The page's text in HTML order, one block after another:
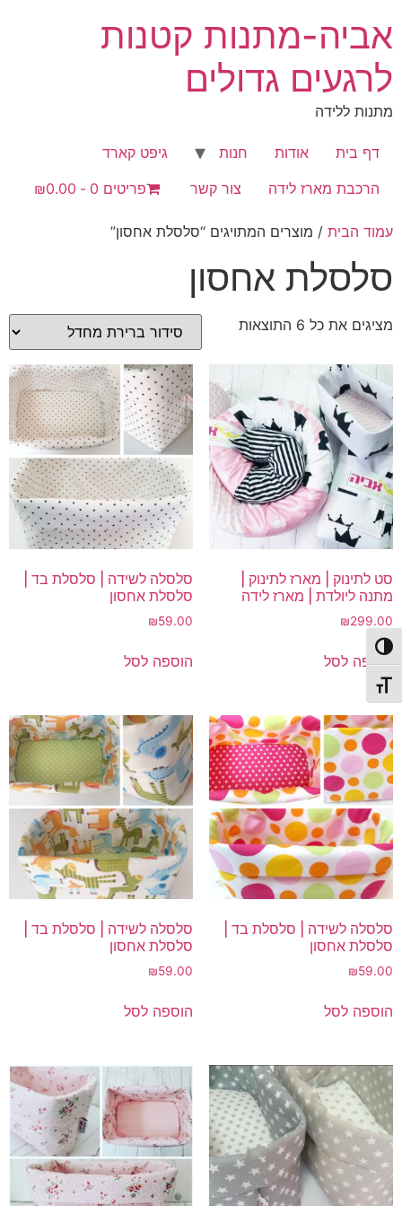
הפעל/כבה ניגודיות גבוהה
מתג גודל גופן
לתוכן
אביה-מתנות קטנות
לרגעים גדולים
מתנות ללידה
דף בית אודות חנות
גיפט קארד
הרכבת מארז לידה
צור קשר פריטים 0 ₪0.00
עמוד הבית / מוצרים המתויגים “סלסלת אחסון”
סלסלת אחסון
מציגים את כל ⁦6⁩ התוצאות
סט לתינוק | מארז לתינוק |
מתנה ליולדת | מארז לידה
₪299.00
הוספה לסל
סלסלה לשידה | סלסלת בד |
סלסלת אחסון
₪59.00
הוספה לסל
סלסלה לשידה | סלסלת בד |
סלסלת אחסון
₪59.00
הוספה לסל
סלסלה לשידה | סלסלת בד |
סלסלת אחסון
₪59.00
הוספה לסל